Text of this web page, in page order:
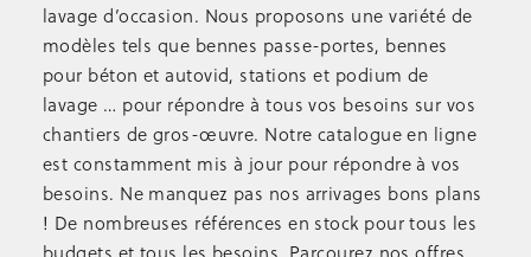
Escalier de talus 2-en-1 passerelle
Échelles, escabeaux
Passerelles, nacelles
Échafaudages mobiles
STABILISATION ÉTAIEMENT
Étais droit
Accessoires étaiement
Étais TP
lavage d’occasion. Nous proposons une variété de
modèles tels que bennes passe-portes, bennes
pour béton et autovid, stations et podium de
lavage … pour répondre à tous vos besoins sur vos
chantiers de gros-œuvre. Notre catalogue en ligne
est constamment mis à jour pour répondre à vos
besoins. Ne manquez pas nos arrivages bons plans
! De nombreuses références en stock pour tous les